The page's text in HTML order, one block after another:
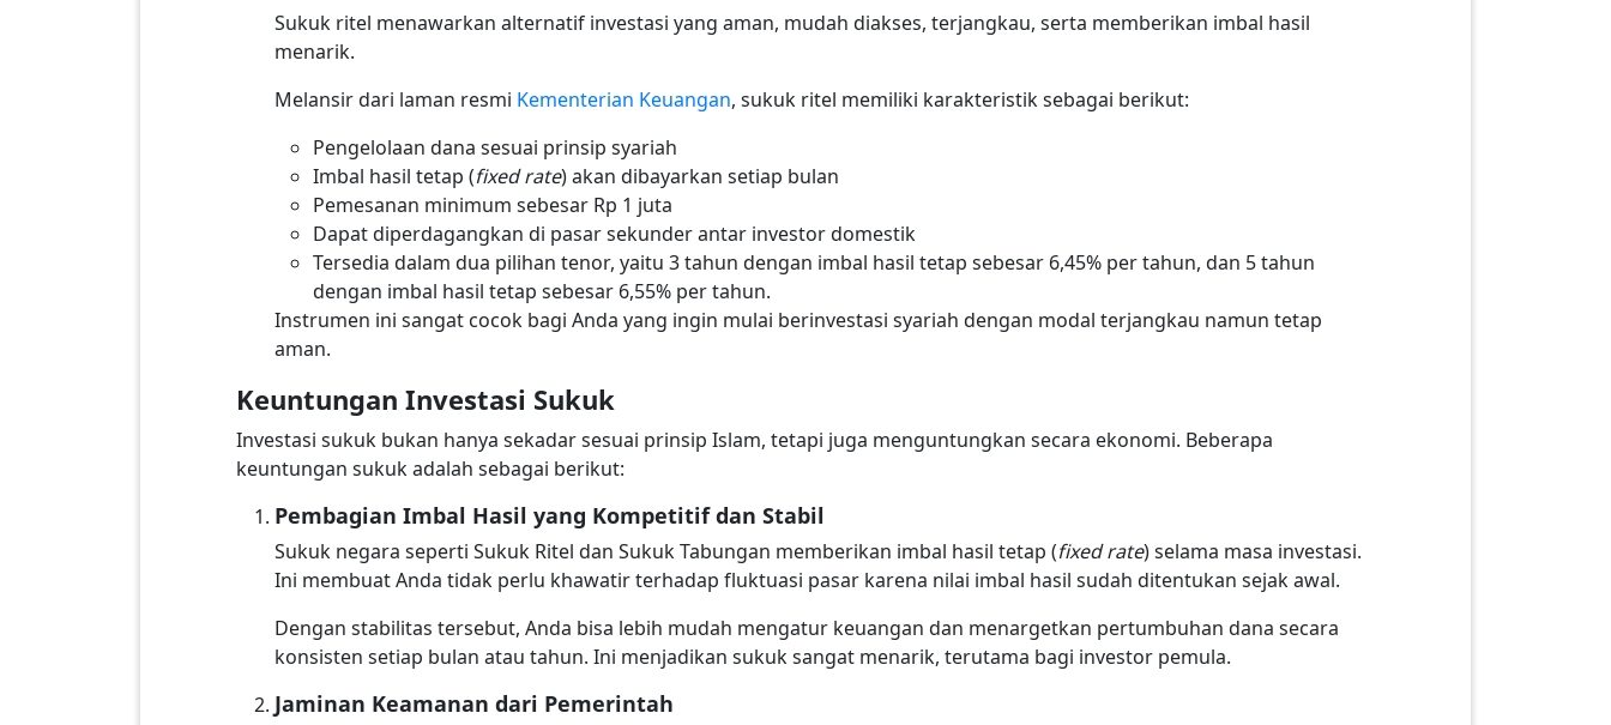
Sukuk ritel menawarkan alternatif investasi yang aman, mudah diakses, terjangkau, serta memberikan imbal hasil
menarik.
Melansir dari laman resmi Kementerian Keuangan, sukuk ritel memiliki karakteristik sebagai berikut:
Pengelolaan dana sesuai prinsip syariah
Imbal hasil tetap (fixed rate) akan dibayarkan setiap bulan
Pemesanan minimum sebesar Rp 1 juta
Dapat diperdagangkan di pasar sekunder antar investor domestik
Tersedia dalam dua pilihan tenor, yaitu 3 tahun dengan imbal hasil tetap sebesar 6,45% per tahun, dan 5 tahun
dengan imbal hasil tetap sebesar 6,55% per tahun.
Instrumen ini sangat cocok bagi Anda yang ingin mulai berinvestasi syariah dengan modal terjangkau namun tetap
aman.
Keuntungan Investasi Sukuk
Investasi sukuk bukan hanya sekadar sesuai prinsip Islam, tetapi juga menguntungkan secara ekonomi. Beberapa
keuntungan sukuk adalah sebagai berikut:
Pembagian Imbal Hasil yang Kompetitif dan Stabil
Sukuk negara seperti Sukuk Ritel dan Sukuk Tabungan memberikan imbal hasil tetap (fixed rate) selama masa investasi.
Ini membuat Anda tidak perlu khawatir terhadap fluktuasi pasar karena nilai imbal hasil sudah ditentukan sejak awal.
Dengan stabilitas tersebut, Anda bisa lebih mudah mengatur keuangan dan menargetkan pertumbuhan dana secara
konsisten setiap bulan atau tahun. Ini menjadikan sukuk sangat menarik, terutama bagi investor pemula.
Jaminan Keamanan dari Pemerintah